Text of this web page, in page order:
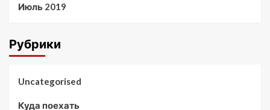
Июль 2019
Рубрики
Uncategorised
Куда поехать